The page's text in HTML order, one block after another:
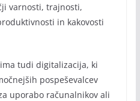
varnosti, trajnosti,
in kakovosti
tudi digitalizacija, ki
pospeševalcev
uporabo računalnikov ali